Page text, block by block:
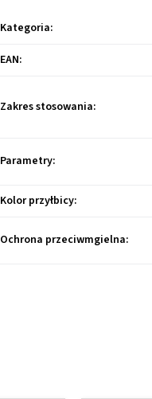
Kategoria:
EAN:
Zakres stosowania:
Parametry:
Kolor przyłbicy:
Ochrona przeciwmgielna: